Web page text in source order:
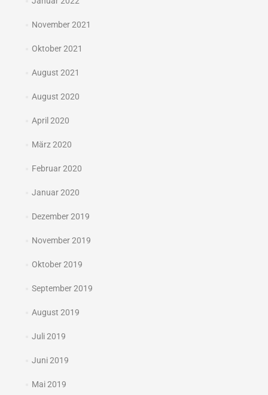
November 2021
Oktober 2021
August 2021
August 2020
April 2020
März 2020
Februar 2020
Januar 2020
Dezember 2019
November 2019
Oktober 2019
September 2019
August 2019
Juli 2019
Juni 2019
Mai 2019